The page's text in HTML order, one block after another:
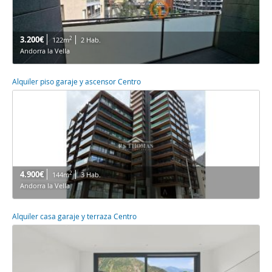
3.200€ 122m2
2 Hab.
Andorra la Vella
Alquiler piso garaje y ascensor Centro
4.900€ 144m2
3 Hab.
Andorra la Vella
Alquiler casa garaje y terraza Centro